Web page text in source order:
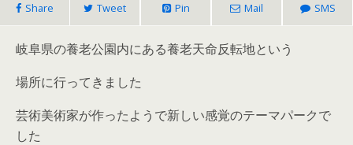
Share Tweet Pin Mail SMS
岐阜県の養老公園内にある養老天命反転地という
場所に行ってきました
芸術美術家が作ったようで新しい感覚のテーマパークで
した